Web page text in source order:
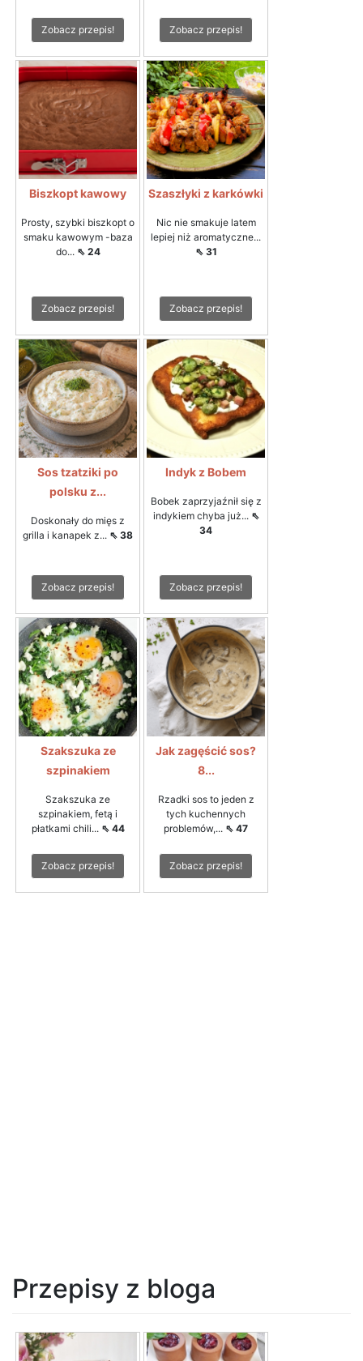
Zobacz przepis! Zobacz przepis!
Biszkopt kawowy
Prosty, szybki biszkopt o
smaku kawowym -baza
do... ⇖ 24
Zobacz przepis!
Szaszłyki z karkówki
Nic nie smakuje latem
lepiej niż aromatyczne...
⇖ 31
Zobacz przepis!
Sos tzatziki po
polsku z...
Doskonały do mięs z
grilla i kanapek z... ⇖ 38
Zobacz przepis!
Indyk z Bobem
Bobek zaprzyjaźnił się z
indykiem chyba już... ⇖
34
Zobacz przepis!
Szakszuka ze
szpinakiem
Szakszuka ze
szpinakiem, fetą i
płatkami chili... ⇖ 44
Zobacz przepis!
Jak zagęścić sos?
8...
Rzadki sos to jeden z
tych kuchennych
problemów,... ⇖ 47
Zobacz przepis!
Przepisy z bloga